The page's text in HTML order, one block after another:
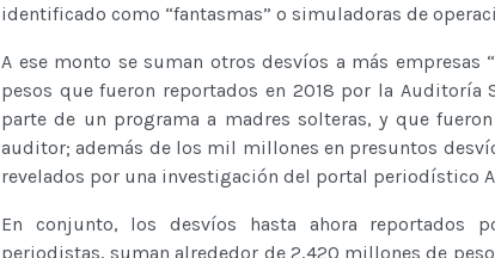
identificado como “fantasmas” o simuladoras de
A ese monto se suman otros desvíos a más empresas
pesos que fueron reportados en 2018 por la Auditoría
parte de un programa a madres solteras, y que
auditor; además de los mil millones en presuntos
revelados por una investigación del portal periodístico
En conjunto, los desvíos hasta ahora reportados
periodistas, suman alrededor de 2,420 millones de